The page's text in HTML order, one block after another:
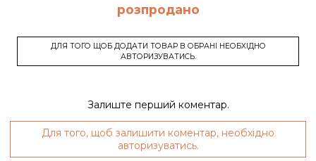
розпродано
ДЛЯ ТОГО ЩОБ ДОДАТИ ТОВАР В ОБРАНІ НЕОБХІДНО
АВТОРИЗУВАТИСЬ.
Залиште перший коментар.
Для того, щоб залишити коментар, необхідно
авторизуватись.